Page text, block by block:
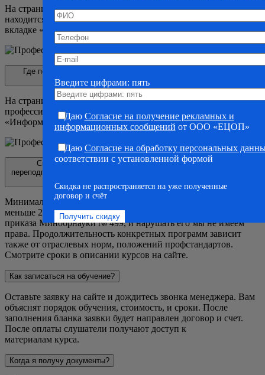
На странице каждого курса у нас есть учебный план. Он
находится в блоке «Информация», во
вкладке «Учебный план».
Где посмотреть образцы выдаваемых документов (диплом о
профессиональной переподготовке)
На странице каждого курса есть образец диплом о
профессиональной переподготовке. Он находится в блоке
«Информация», во вкладке «Образец диплома».
Сколько длится в Едином центре профессиональная
переподготовка на базе среднего профессионального или высшего
Минимальный срок переобучения не может составлять
меньше 250 часов (примерно один месяц). Это требование
приказа Минобрнауки № 499, и нарушать его мы не имеем
права. Продолжительность конкретных программ зависит
также от отраслевых норм, положений профстандартов.
Смотрите сроки в описании курсов на сайте.
Как записаться на обучение?
Оставьте заявку на сайте и дождитесь звонка менеджера. Вам
объяснят порядок обучения, стоимость, и сроки. После
заполнения бланка заявки будет направлен договор и счет.
После оплаты слушатели получают доступ к
материалам курса.
Когда я получу документы?
Введите цифрами: пять
Даю Согласие на получение рекламных и
информационных сообщений от ООО «ЕЦОП»
Даю Согласие на обработку персональных
соответствии с установленной формой
Скидка не распространяется на уже полученные
договор и счёт